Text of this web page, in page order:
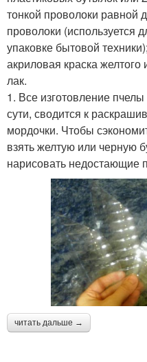
тонкой проволоки равной
проволоки (используется
упаковке бытовой
акриловая краска
лак.
1. Все изготовление
сути, сводится к
мордочки. Чтобы
взять желтую или черную
нарисовать недостающие
читать дальше →